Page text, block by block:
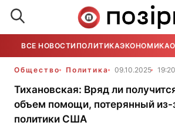
ВСЕ НОВОСТИ ПОЛИТИКАЭКОНОМИКА
Общество Политика 09.10.2025 19:20
Тихановская: Вряд ли
объем помощи, потерянный из-
политики США